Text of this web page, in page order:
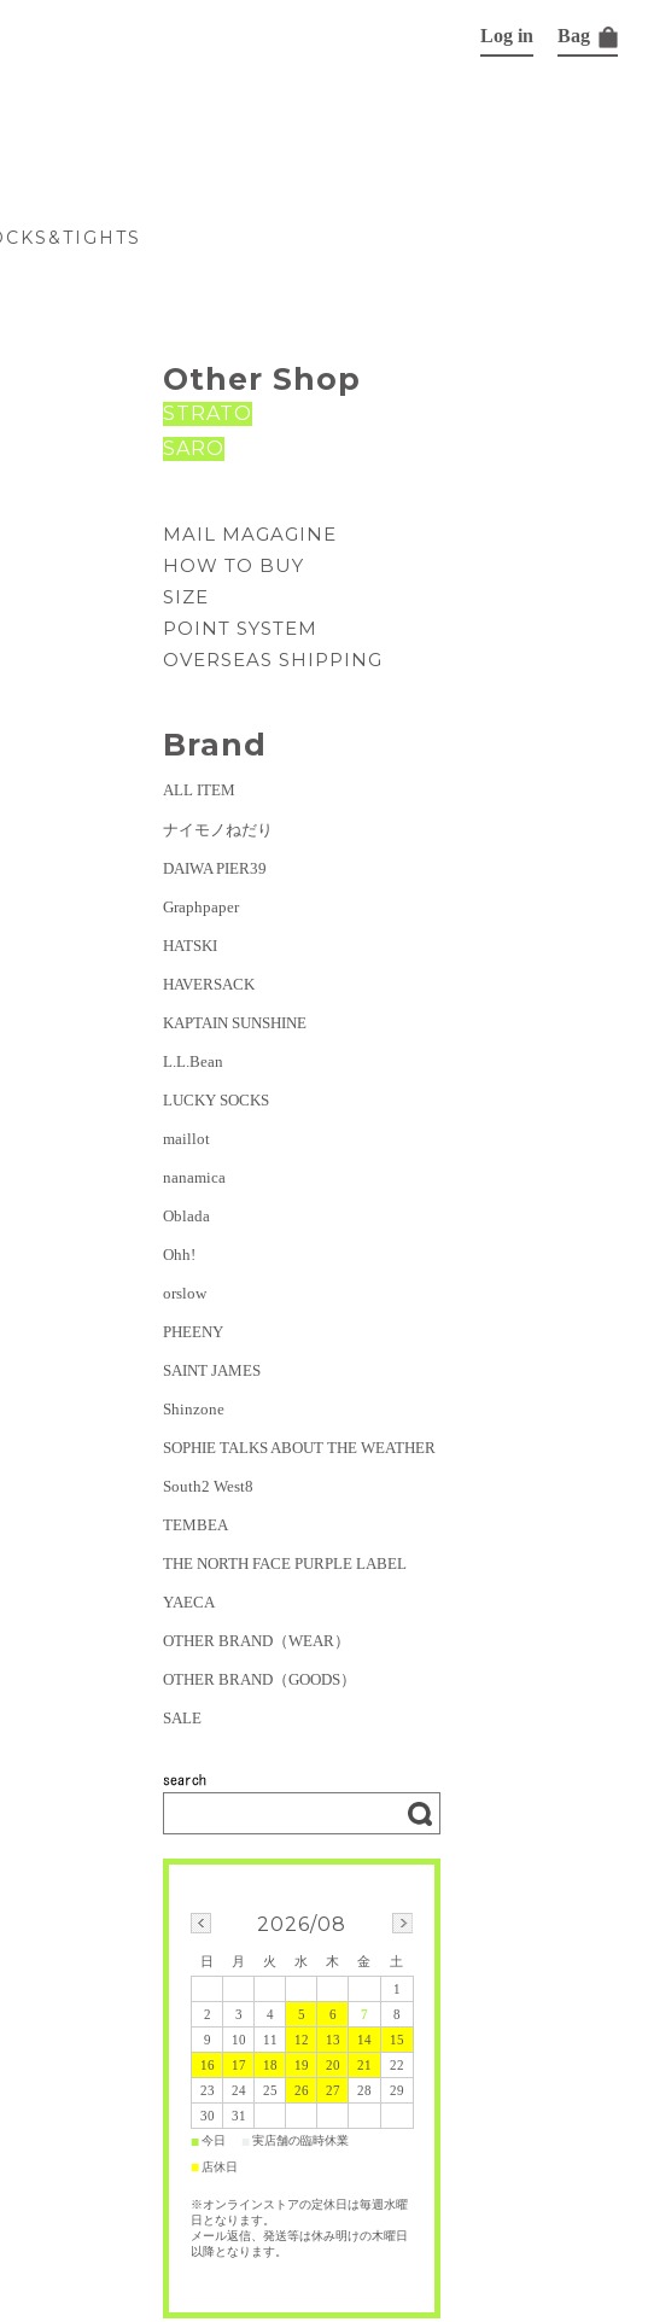
Log in Bag
Other Shop
STRATO
SARO
MAIL MAGAGINE
HOW TO BUY
SIZE
POINT SYSTEM
OVERSEAS SHIPPING
Brand
ALL ITEM
ナイモノねだり
DAIWA PIER39
Graphpaper
HATSKI
HAVERSACK
KAPTAIN SUNSHINE
L.L.Bean
LUCKY SOCKS
maillot
nanamica
Oblada
Ohh!
orslow
PHEENY
SAINT JAMES
Shinzone
SOPHIE TALKS ABOUT THE WEATHER
South2 West8
TEMBEA
THE NORTH FACE PURPLE LABEL
YAECA
OTHER BRAND（WEAR）
OTHER BRAND（GOODS）
SALE
2026/08
日 月 火 水 木 金
土
1
2
3 4 5 6 7
8
9
10 11 12 13 14
15
16
17 18 19 20 21
22
23
24 25 26 27 28
29
30
31
■今日 実店舗の臨時休業
■ 店休日
※オンラインストアの定休日は毎週水曜
日となります。
メール返信、発送等は休み明けの木曜日
以降となります。